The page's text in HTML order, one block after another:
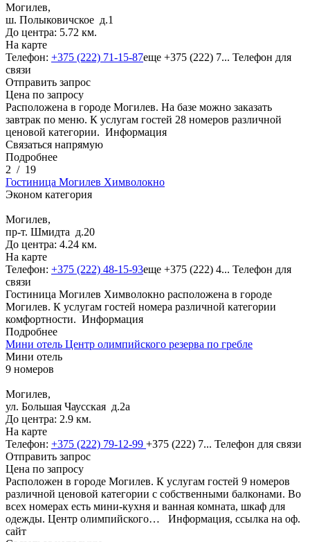
Могилев,
ш. Полыковичское д.1
До центра: 5.72 км.
На карте
Телефон: +375 (222) 71-15-87еще +375 (222) 7... Телефон для
связи
Отправить запрос
Цена по запросу
Расположена в городе Могилев. На базе можно заказать
завтрак по меню. К услугам гостей 28 номеров различной
ценовой категории. Информация
Связаться напрямую
Подробнее
2 / 19
Гостиница Могилев Химволокно
Эконом категория
Могилев,
пр-т. Шмидта д.20
До центра: 4.24 км.
На карте
Телефон: +375 (222) 48-15-93еще +375 (222) 4... Телефон для
связи
Гостиница Могилев Химволокно расположена в городе
Могилев. К услугам гостей номера различной категории
комфортности. Информация
Подробнее
Мини отель Центр олимпийского резерва по гребле
Мини отель
9 номеров
Могилев,
ул. Большая Чаусская д.2а
До центра: 2.9 км.
На карте
Телефон: +375 (222) 79-12-99 +375 (222) 7... Телефон для связи
Отправить запрос
Цена по запросу
Расположен в городе Могилев. К услугам гостей 9 номеров
различной ценовой категории с собственными балконами. Во
всех номерах есть мини-кухня и ванная комната, шкаф для
одежды. Центр олимпийского… Информация, ссылка на оф.
сайт